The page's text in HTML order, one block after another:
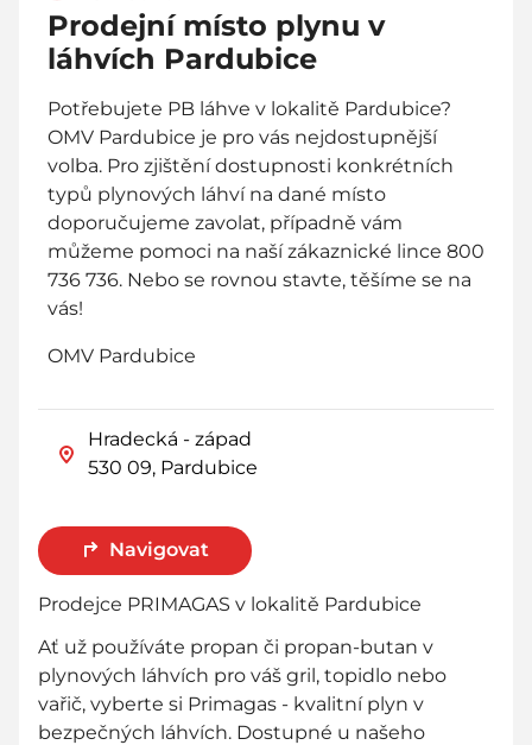
Prodejní místo plynu v
láhvích Pardubice
Potřebujete PB láhve v lokalitě Pardubice?
OMV Pardubice je pro vás nejdostupnější
volba. Pro zjištění dostupnosti konkrétních
typů plynových láhví na dané místo
doporučujeme zavolat, případně vám
můžeme pomoci na naší zákaznické lince 800
736 736. Nebo se rovnou stavte, těšíme se na
vás!
OMV Pardubice
Hradecká - západ
530 09, Pardubice
Navigovat
Prodejce PRIMAGAS v lokalitě Pardubice
Ať už používáte propan či propan-butan v
plynových láhvích pro váš gril, topidlo nebo
vařič, vyberte si Primagas - kvalitní plyn v
bezpečných láhvích. Dostupné u našeho